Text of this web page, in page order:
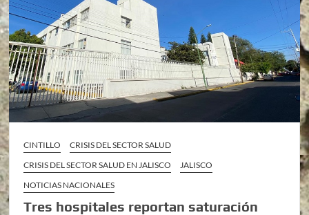
CINTILLO
CRISIS DEL SECTOR SALUD
CRISIS DEL SECTOR SALUD EN JALISCO
JALISCO
NOTICIAS NACIONALES
Tres hospitales reportan saturación